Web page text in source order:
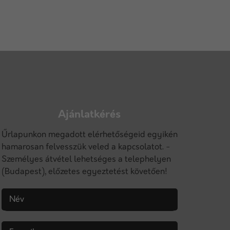
Ajánlatkérés
Űrlapunkon megadott elérhetőségeid egyikén
hamarosan felvesszük veled a kapcsolatot. -
Személyes átvétel lehetséges a telephelyen
(Budapest), előzetes egyeztetést követően!
Név